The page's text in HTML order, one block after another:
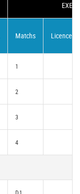
Matchs Licence
1
2
3
4